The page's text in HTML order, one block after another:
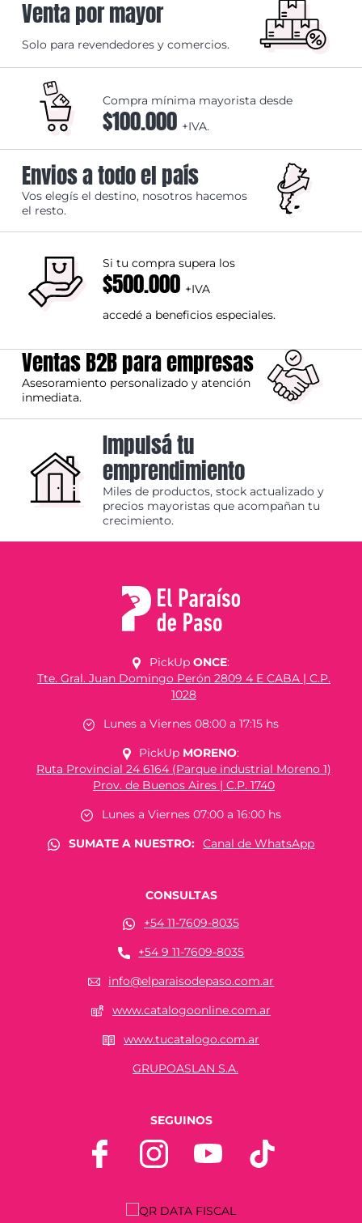
Venta por mayor
Solo para revendedores y comercios.
Compra mínima mayorista desde
$100.000 +IVA.
Envios a todo el país
Vos elegís el destino, nosotros hacemos
el resto.
Si tu compra supera los
$500.000 +IVA
accedé a beneficios especiales.
Ventas B2B para empresas
Asesoramiento personalizado y atención
inmediata.
Impulsá tu
emprendimiento
Miles de productos, stock actualizado y
precios mayoristas que acompañan tu
crecimiento.
PickUp ONCE:
Tte. Gral. Juan Domingo Perón 2809 4 E CABA | C.P.
1028
Lunes a Viernes 08:00 a 17:15 hs
PickUp MORENO:
Ruta Provincial 24 6164 (Parque industrial Moreno 1)
Prov. de Buenos Aires | C.P. 1740
Lunes a Viernes 07:00 a 16:00 hs
SUMATE A NUESTRO:
Canal de WhatsApp
CONSULTAS
+54 11-7609-8035
+54 9 11-7609-8035
info@elparaisodepaso.com.ar
www.catalogoonline.com.ar
www.tucatalogo.com.ar
GRUPOASLAN S.A.
SEGUINOS